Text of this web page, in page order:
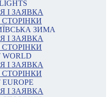
І ЗАЯВКА
ЗИМА
І ЗАЯВКА
WORLD
І ЗАЯВКА
І ЗАЯВКА